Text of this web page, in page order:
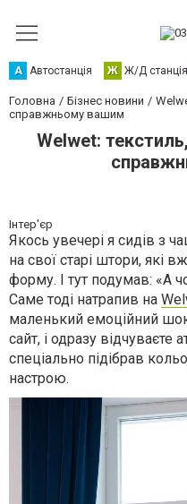
А Автостанція Ж Ж/Д станція
Головна Бізнес новини
справжньому вашим
Welwet:
Інтер'єр
Якось увечері я сидів з
на свої старі штори, які
форму. І тут подумав: «А
Саме тоді натрапив на
маленький емоційний
сайт, і одразу відчуваєте
спеціально підібрав
настрою.